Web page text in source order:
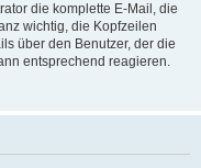
die komplette E-Mail, die
wichtig, die Kopfzeilen
über den Benutzer, der die
entsprechend reagieren.